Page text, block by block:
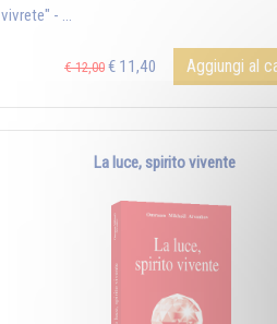
vivrete" - ...
€ 12,00 € 11,40 Aggiungi al
La luce, spirito vivente